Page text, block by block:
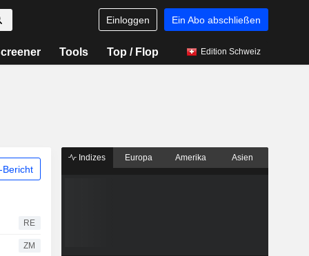
Einloggen Ein Abo abschließen
Tools Top / Flop Edition Schweiz
Bericht
RE
ZM
Indizes Europa Amerika Asien